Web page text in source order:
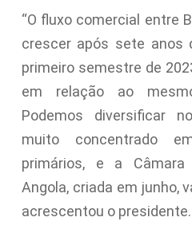
“O fluxo comercial entre
crescer após sete anos
primeiro semestre de
em relação ao
Podemos diversificar
muito concentrado
primários, e a
Angola, criada em junho,
acrescentou o presidente.